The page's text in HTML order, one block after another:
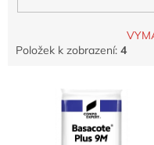
Položek k zobrazení: 4